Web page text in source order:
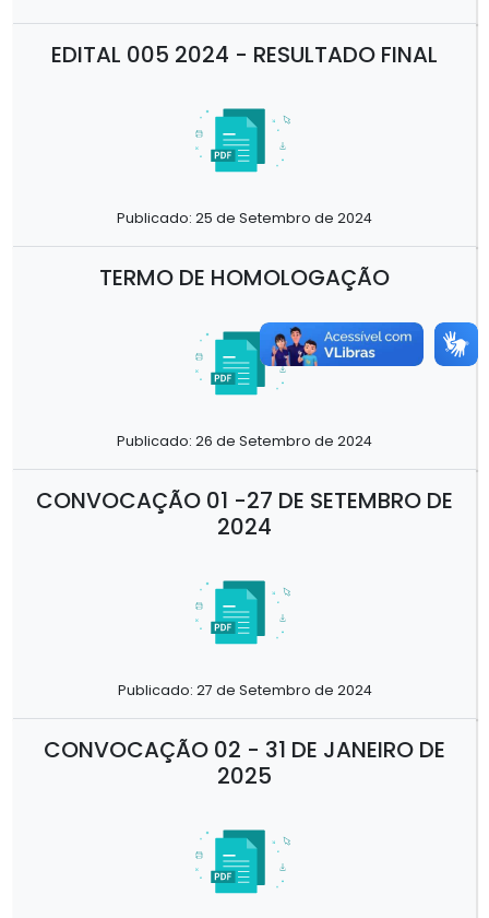
EDITAL 005 2024 - RESULTADO FINAL
Publicado: 25 de Setembro de 2024
TERMO DE HOMOLOGAÇÃO
Publicado: 26 de Setembro de 2024
CONVOCAÇÃO 01 -27 DE SETEMBRO DE
2024
Publicado: 27 de Setembro de 2024
CONVOCAÇÃO 02 - 31 DE JANEIRO DE
2025